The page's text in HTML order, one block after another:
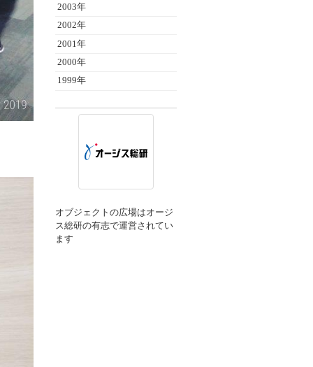
2003年
2002年
2001年
2000年
1999年
オブジェクトの広場はオージ
ス総研の有志で運営されてい
ます